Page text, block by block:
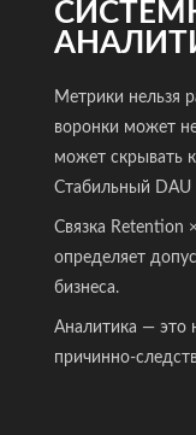
Метрики нельзя
воронки может
может скрывать
Стабильный DAU
Связка Retention
определяет
бизнеса.
Аналитика — это
причинно-